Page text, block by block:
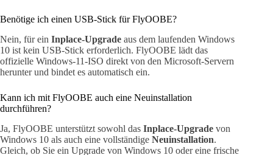
Benötige ich einen USB-Stick für FlyOOBE?
Nein, für ein Inplace-Upgrade aus dem laufenden Windows
10 ist kein USB-Stick erforderlich. FlyOOBE lädt das
offizielle Windows-11-ISO direkt von den Microsoft-Servern
herunter und bindet es automatisch ein.
Kann ich mit FlyOOBE auch eine Neuinstallation
durchführen?
Ja, FlyOOBE unterstützt sowohl das Inplace-Upgrade von
Windows 10 als auch eine vollständige Neuinstallation.
Gleich, ob Sie ein Upgrade von Windows 10 oder eine frische